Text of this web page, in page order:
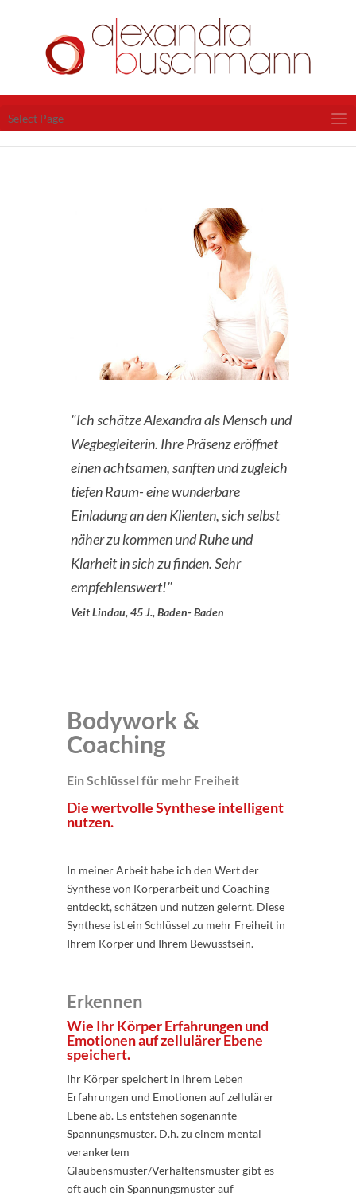
Select Page
"Ich schätze Alexandra als Mensch und
Wegbegleiterin. Ihre Präsenz eröffnet
einen achtsamen, sanften und zugleich
tiefen Raum- eine wunderbare
Einladung an den Klienten, sich selbst
näher zu kommen und Ruhe und
Klarheit in sich zu finden. Sehr
empfehlenswert!"
Veit Lindau, 45 J., Baden- Baden
Bodywork &
Coaching
Ein Schlüssel für mehr Freiheit
Die wertvolle Synthese intelligent
nutzen.
In meiner Arbeit habe ich den Wert der
Synthese von Körperarbeit und Coaching
entdeckt, schätzen und nutzen gelernt. Diese
Synthese ist ein Schlüssel zu mehr Freiheit in
Ihrem Körper und Ihrem Bewusstsein.
Erkennen
Wie Ihr Körper Erfahrungen und
Emotionen auf zellulärer Ebene
speichert.
Ihr Körper speichert in Ihrem Leben
Erfahrungen und Emotionen auf zellulärer
Ebene ab. Es entstehen sogenannte
Spannungsmuster. D.h. zu einem mental
verankertem
Glaubensmuster/Verhaltensmuster gibt es
oft auch ein Spannungsmuster auf